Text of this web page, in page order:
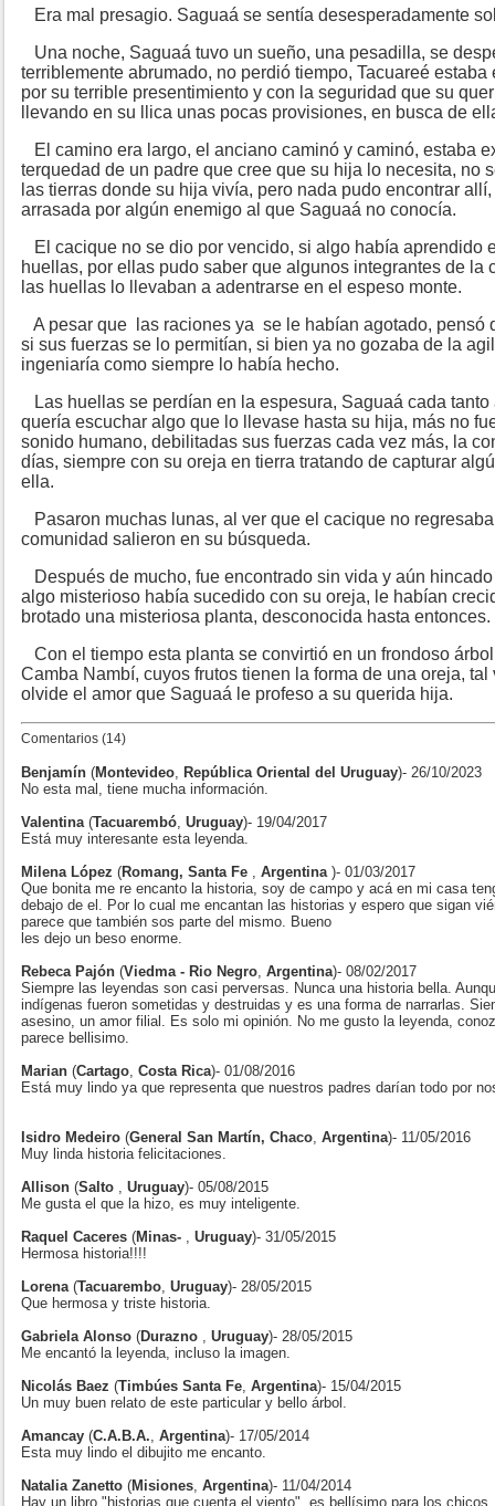
Era mal presagio. Saguaá se sentía desesperadamente
Una noche, Saguaá tuvo un sueño, una pesadilla, se
terriblemente abrumado, no perdió tiempo, Tacuareé
por su terrible presentimiento y con la seguridad que su
llevando en su llica unas pocas provisiones, en busca de
El camino era largo, el anciano caminó y caminó, estaba
terquedad de un padre que cree que su hija lo necesita, no
las tierras donde su hija vivía, pero nada pudo encontrar
arrasada por algún enemigo al que Saguaá no conocía.
El cacique no se dio por vencido, si algo había aprendido
huellas, por ellas pudo saber que algunos integrantes de la
las huellas lo llevaban a adentrarse en el espeso monte.
A pesar que las raciones ya se le habían agotado, pensó
si sus fuerzas se lo permitían, si bien ya no gozaba de la
ingeniaría como siempre lo había hecho.
Las huellas se perdían en la espesura, Saguaá cada
quería escuchar algo que lo llevase hasta su hija, más no
sonido humano, debilitadas sus fuerzas cada vez más, la
días, siempre con su oreja en tierra tratando de capturar
ella.
Pasaron muchas lunas, al ver que el cacique no
comunidad salieron en su búsqueda.
Después de mucho, fue encontrado sin vida y aún
algo misterioso había sucedido con su oreja, le habían
brotado una misteriosa planta, desconocida hasta entonces.
Con el tiempo esta planta se convirtió en un frondoso
Camba Nambí, cuyos frutos tienen la forma de una oreja,
olvide el amor que Saguaá le profeso a su querida hija.
Comentarios (14)
Benjamín (Montevideo, República Oriental del Uruguay)- 26/10/2023
No esta mal, tiene mucha información.
Valentina(Tacuarembó, Uruguay)- 19/04/2017
Está muy interesante esta leyenda.
Milena López (Romang, Santa Fe , Argentina )- 01/03/2017
Que bonita me re encanto la historia, soy de campo y acá en mi casa
debajo de el. Por lo cual me encantan las historias y espero que sigan
parece que también sos parte del mismo. Bueno
les dejo un beso enorme.
Rebeca Pajón (Viedma - Rio Negro, Argentina)- 08/02/2017
Siempre las leyendas son casi perversas. Nunca una historia bella.
indígenas fueron sometidas y destruidas y es una forma de narrarlas.
asesino, un amor filial. Es solo mi opinión. No me gusto la leyenda,
parece bellisimo.
Marian (Cartago, Costa Rica)- 01/08/2016
Está muy lindo ya que representa que nuestros padres darían todo por
Isidro Medeiro (General San Martín, Chaco, Argentina)- 11/05/2016
Muy linda historia felicitaciones.
Allison (Salto , Uruguay)- 05/08/2015
Me gusta el que la hizo, es muy inteligente.
Raquel Caceres (Minas- , Uruguay)- 31/05/2015
Hermosa historia!!!!
Lorena (Tacuarembo, Uruguay)- 28/05/2015
Que hermosa y triste historia.
Gabriela Alonso (Durazno , Uruguay)- 28/05/2015
Me encantó la leyenda, incluso la imagen.
Nicolás Baez (Timbúes Santa Fe, Argentina)- 15/04/2015
Un muy buen relato de este particular y bello árbol.
Amancay (C.A.B.A., Argentina)- 17/05/2014
Esta muy lindo el dibujito me encanto.
Natalia Zanetto (Misiones, Argentina)- 11/04/2014
Hay un libro "historias que cuenta el viento", es bellísimo para los